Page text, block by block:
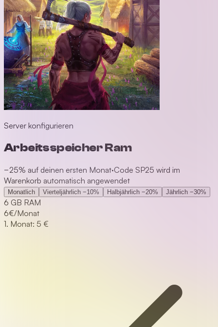
Server konfigurieren
Arbeitsspeicher Ram
−25% auf deinen ersten Monat·Code SP25 wird im
Warenkorb automatisch angewendet
Monatlich Vierteljährlich −10% Halbjährlich −20% Jährlich −30%
6 GB RAM
6€/Monat
1. Monat: 5 €